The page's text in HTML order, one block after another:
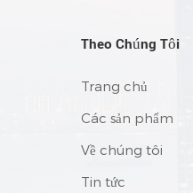
Theo Chúng Tôi
Trang chủ
Các sản phẩm
Về chúng tôi
Tin tức